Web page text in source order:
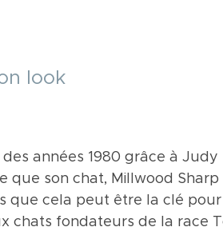
look
années 1980 grâce à
que son chat, Millwood
que cela peut être la clé
chats fondateurs de la race
ossature robuste, une
Le museau est solide
nez le plus large possible.
petits à moyens en taille,
la compagnie humaine.
le rend facile à
toutes sortes de jeux
un chat très proche de son